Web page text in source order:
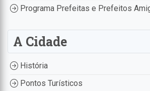
Programa Prefeitas e Prefeitos
A Cidade
História
Pontos Turísticos